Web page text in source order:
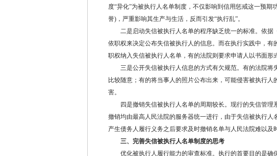
度“异化”为被执行人名单制度，不仅影响到信用惩戒这一预
誉)，严重影响其生产与生活，反而引发“执行乱”。
二是启动失信被执行人名单的程序缺乏统一的标准。依据
依职权来决定公布失信被执行人的信息。而在执行实践中，
职权纳入失信被执行人名单，有的法院则要求申请人以书面形
三是公开失信被执行人信息的方式有欠规范。有的法院将
比较随意；有的将当事人的照片公布出来，可能侵害被执行
害。
四是撤销失信被执行人名单的周期较长。现行的失信管理
撤销均由最高人民法院的服务器统一进行，由于失信被执行
产生债务人履行义务之后要求及时撤销名单与人民法院难以及
三、完善失信被执行人名单制度的思考
优化被执行人履行能力的审查标准。执行的首要目的是确